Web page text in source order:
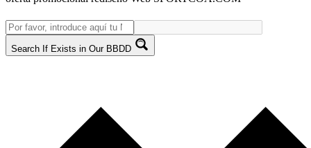
Search If Exists in Our BBDD